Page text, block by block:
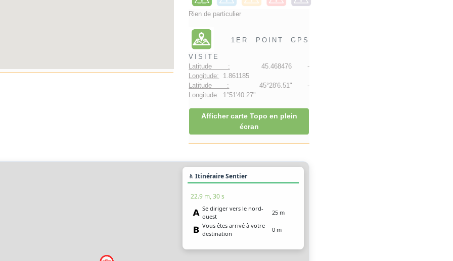
Rien de particulier
1ER POINT GPS
VISITE
Latitude : 45.468476 -
Longitude: 1.861185
Latitude : 45°28'6.51" -
Longitude: 1°51'40.27"
Afficher carte Topo en plein
écran
🚶 Itinéraire Sentier
22.9 m, 30 s
Se diriger vers le nord-
ouest
25 m
Vous êtes arrivé à votre
destination
0 m